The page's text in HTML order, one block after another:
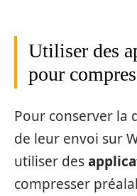
Utiliser des
pour
Pour conserver la
de leur envoi sur
utiliser des
compresser